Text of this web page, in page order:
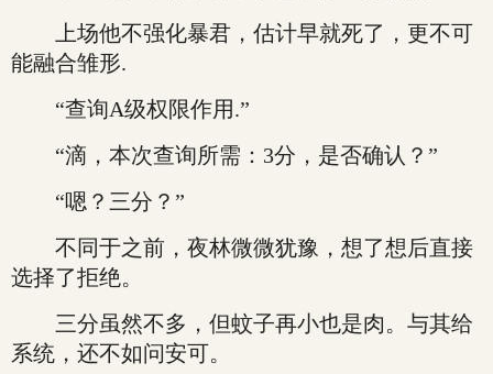
上场他不强化暴君，估计早就死了，更不可
能融合雏形.
“查询A级权限作用.”
“滴，本次查询所需：3分，是否确认？”
“嗯？三分？”
不同于之前，夜林微微犹豫，想了想后直接
选择了拒绝。
三分虽然不多，但蚊子再小也是肉。与其给
系统，还不如问安可。